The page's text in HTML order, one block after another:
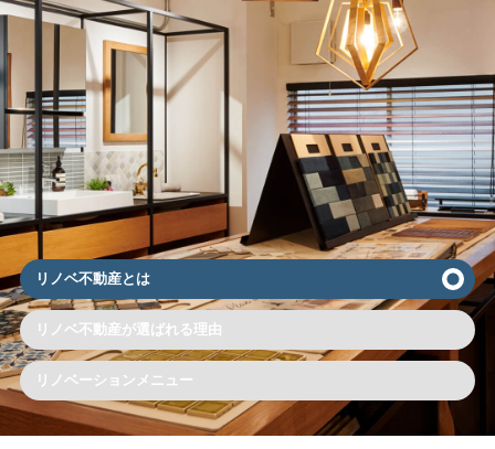
リノベ不動産とは
リノベ不動産が選ばれる理由
リノベーションメニュー